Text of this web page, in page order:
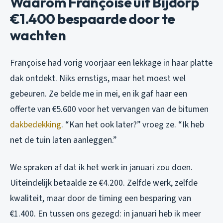
€1.400 bespaarde door te
wachten
Françoise had vorig voorjaar een lekkage in haar platte
dak ontdekt. Niks ernstigs, maar het moest wel
gebeuren. Ze belde me in mei, en ik gaf haar een
offerte van €5.600 voor het vervangen van de bitumen
dakbedekking. “Kan het ook later?” vroeg ze. “Ik heb
net de tuin laten aanleggen.”
We spraken af dat ik het werk in januari zou doen.
Uiteindelijk betaalde ze €4.200. Zelfde werk, zelfde
kwaliteit, maar door de timing een besparing van
€1.400. En tussen ons gezegd: in januari heb ik meer